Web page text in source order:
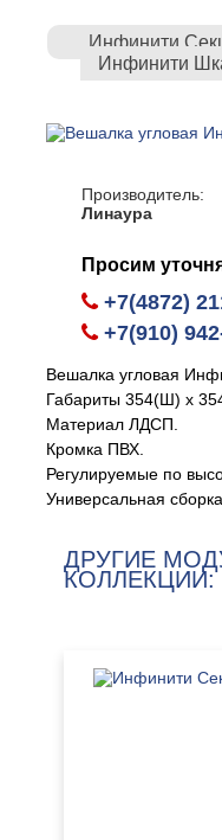
Инфинити
Инфинити
Производитель:
Линаура
Просим
+7(4872)
+7(910)
Вешалка угловая
Габариты 354(Ш) х
Материал ЛДСП.
Кромка ПВХ.
Регулируемые по
Универсальная
ДРУГИЕ
КОЛЛЕКЦИИ: